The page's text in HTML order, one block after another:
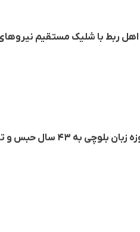
ربط با شلیک مستقیم
و تبعید محکوم شدند